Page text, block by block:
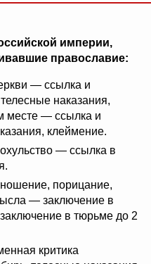
империи,
православие:
— ссылка и
наказания,
месте — ссылка и
клеймение.
— ссылка в
порицание,
— заключение в
в тюрьме до 2
критика